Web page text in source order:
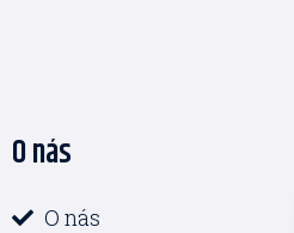
O nás
O nás